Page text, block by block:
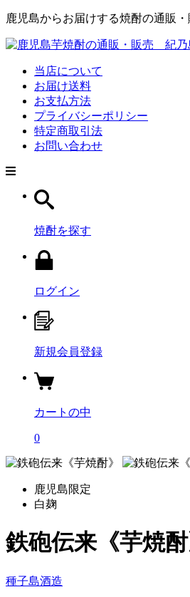
鹿児島からお届けする焼酎の通販・
当店について
お届け送料
お支払方法
プライバシーポリシー
特定商取引法
お問い合わせ
焼酎を探す
ログイン
新規会員登録
カートの中
0
鹿児島限定
白麹
鉄砲伝来《芋焼酎
種子島酒造